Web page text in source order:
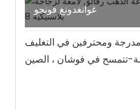
غوانغدونغ فونجو
ومحترفين في التغليف